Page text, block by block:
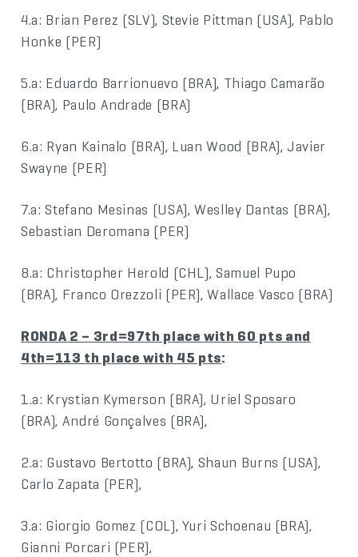
4.a: Brian Perez (SLV), Stevie Pittman (USA), Pablo
Honke (PER)
5.a: Eduardo Barrionuevo (BRA), Thiago Camarão
(BRA), Paulo Andrade (BRA)
6.a: Ryan Kainalo (BRA), Luan Wood (BRA), Javier
Swayne (PER)
7.a: Stefano Mesinas (USA), Weslley Dantas (BRA),
Sebastian Deromana (PER)
8.a: Christopher Herold (CHL), Samuel Pupo
(BRA), Franco Orezzoli (PER), Wallace Vasco (BRA)
RONDA 2 – 3rd=97th place with 60 pts and
4th=113 th place with 45 pts:
1.a: Krystian Kymerson (BRA), Uriel Sposaro
(BRA), André Gonçalves (BRA),
2.a: Gustavo Bertotto (BRA), Shaun Burns (USA),
Carlo Zapata (PER),
3.a: Giorgio Gomez (COL), Yuri Schoenau (BRA),
Gianni Porcari (PER),